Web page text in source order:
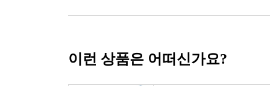
이런 상품은 어떠신가요?